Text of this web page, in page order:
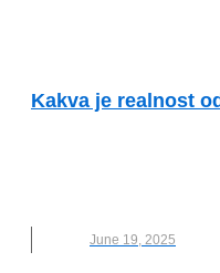
Kakva je realnost
June 19, 2025